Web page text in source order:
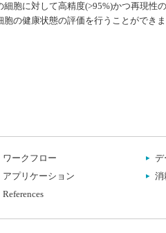
細胞に対して高精度(>95%)かつ再現性
胞の健康状態の評価を行うことができま
ワークフロー
デ
アプリケーション
消
References